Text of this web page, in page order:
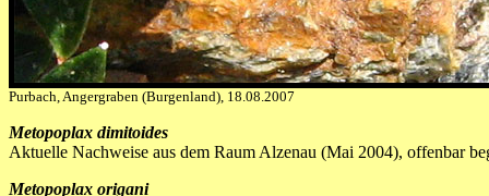
Purbach, Angergraben (Burgenland), 18.08.2007
Metopoplax dimitoides
Aktuelle Nachweise aus dem Raum Alzenau (Mai 2004), offenbar
Metopoplax origani